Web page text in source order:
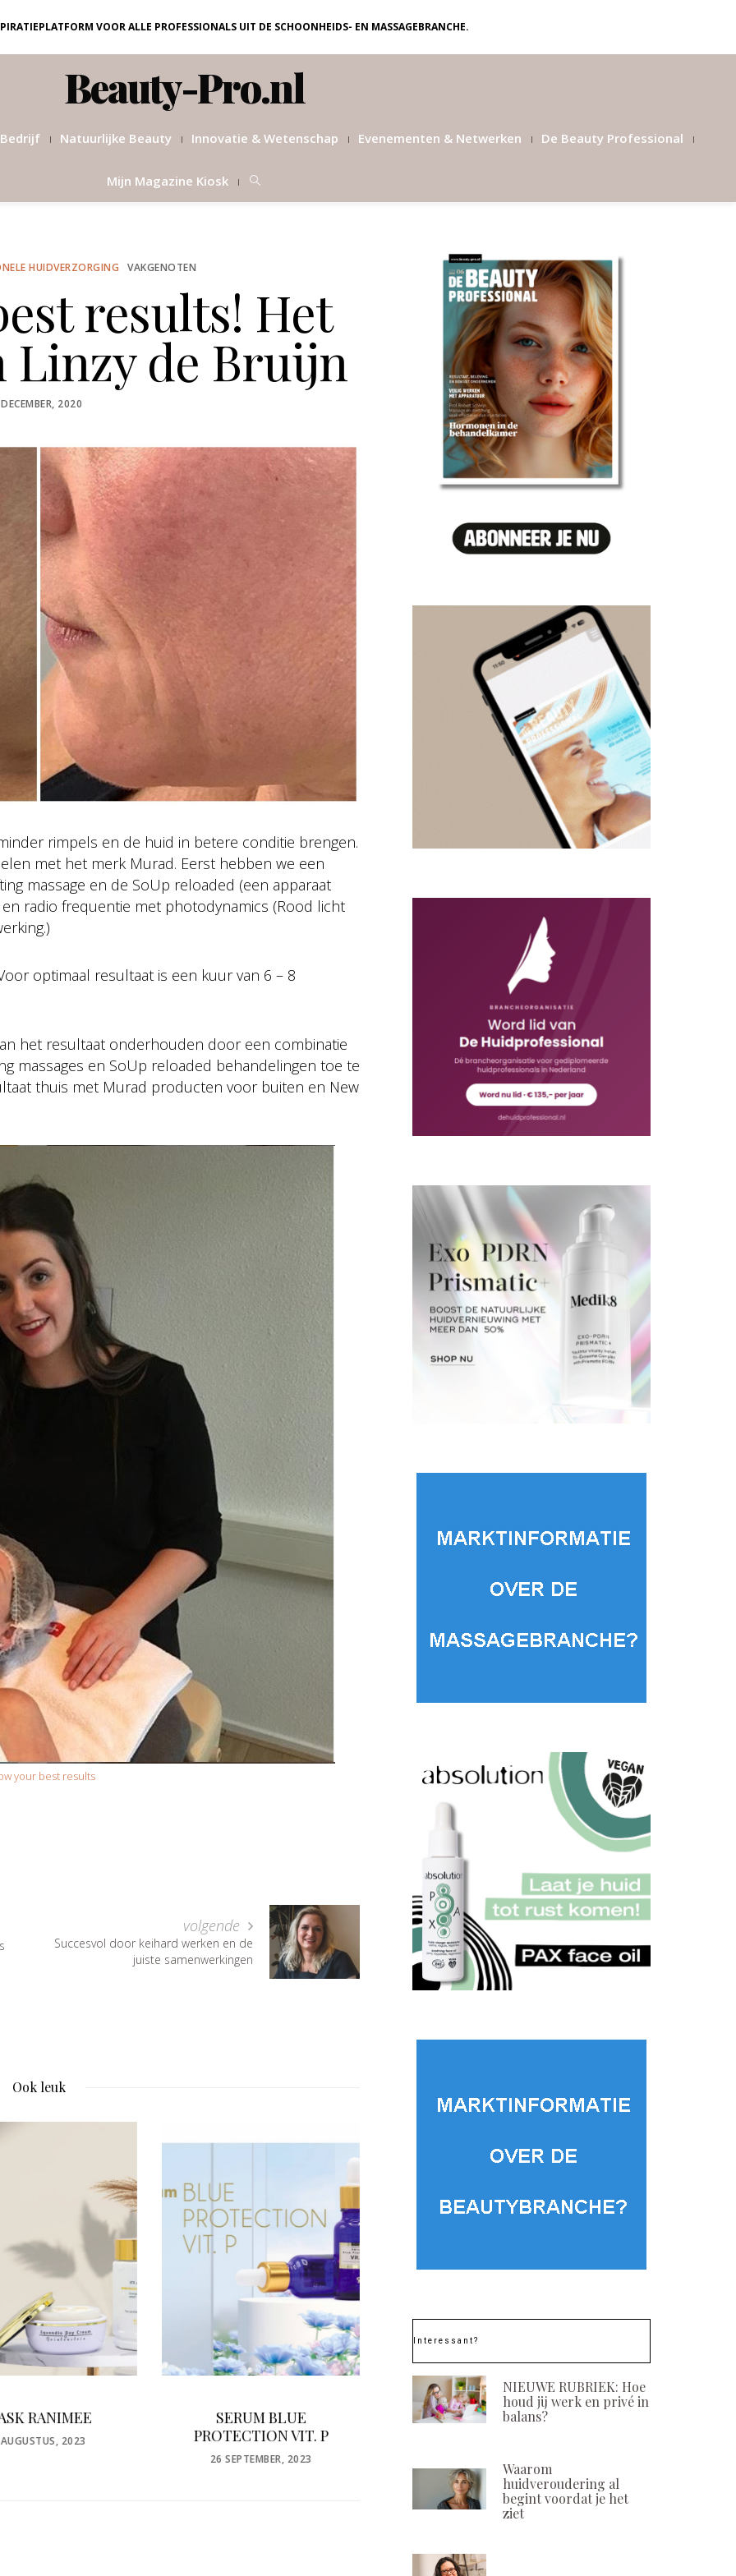
VOOR ALLE PROFESSIONALS UIT DE SCHOONHEIDS- EN MASSAGEBRANCHE.
Beauty-Pro.nl
Natuurlijke Beauty Innovatie & Wetenschap Evenementen & Netwerken De Beauty Professional
Mijn Magazine Kiosk
HUIDVERZORGING VAKGENOTEN
results! Het
Linzy de Bruijn
2020
rimpels en de huid in betere conditie brengen.
met het merk Murad. Eerst hebben we een
massage en de SoUp reloaded (een apparaat
radio frequentie met photodynamics (Rood licht
optimaal resultaat is een kuur van 6 – 8
het resultaat onderhouden door een combinatie
massages en SoUp reloaded behandelingen toe te
thuis met Murad producten voor buiten en New
your best results
volgende
Succesvol door keihard werken en de
juiste samenwerkingen
Ook leuk
BLUE
VIT. P
Eye Care Pads by
RefectoCil
POSTED
25 JUNI, 2020
Nieuw: Décaar’s
POSTED
ON
29 JULI, 2024
Interessant?
NIEUWE RUBRIEK: Hoe
houd jij werk en privé in
balans?
Waarom
huidveroudering al
begint voordat je het
ziet